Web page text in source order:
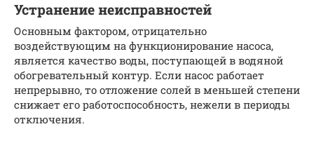
Устранение неисправностей
Основным фактором, отрицательно
воздействующим на функционирование насоса,
является качество воды, поступающей в водяной
обогревательный контур. Если насос работает
непрерывно, то отложение солей в меньшей степени
снижает его работоспособность, нежели в периоды
отключения.